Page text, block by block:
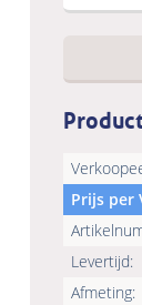
Prijs per
Levertijd:
Afmeting: